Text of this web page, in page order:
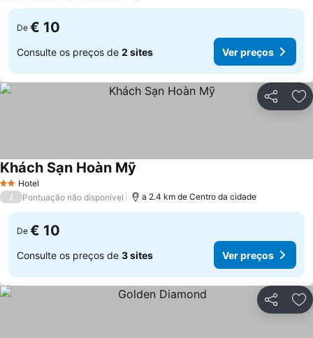
De € 10
Consulte os preços de 2 sites Ver preços
Partilhar
2 Estrelas
Hotel
Khách Sạn Hoàn Mỹ
/ Pontuação não disponível a 2.4 km de Centro da cidade
De € 10
Consulte os preços de 3 sites Ver preços
Partilhar